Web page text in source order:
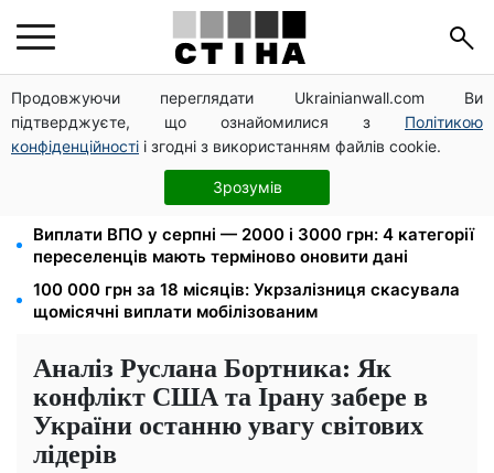
Продовжуючи переглядати Ukrainianwall.com Ви
підтверджуєте, що ознайомилися з Політикою
конфіденційності і згодні з використанням файлів cookie.
Зрозумів
Федоров звільнений і без бронювання: Камельчук
пропонує ексміністру мобілізацію на загальних
умовах
Нічний тариф на світло 2,16 грн/кВт-г: економія до
540 грн на місяць з вересня
Виплати ВПО у серпні — 2000 і 3000 грн: 4 категорії
переселенців мають терміново оновити дані
100 000 грн за 18 місяців: Укрзалізниця скасувала
щомісячні виплати мобілізованим
Аналіз Руслана Бортника: Як
конфлікт США та Ірану забере в
України останню увагу світових
лідерів